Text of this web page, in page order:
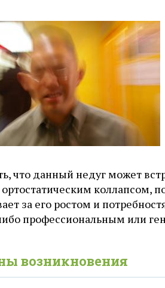
что данный недуг может
коллапсом,
за его ростом и
профессиональным или
возникновения